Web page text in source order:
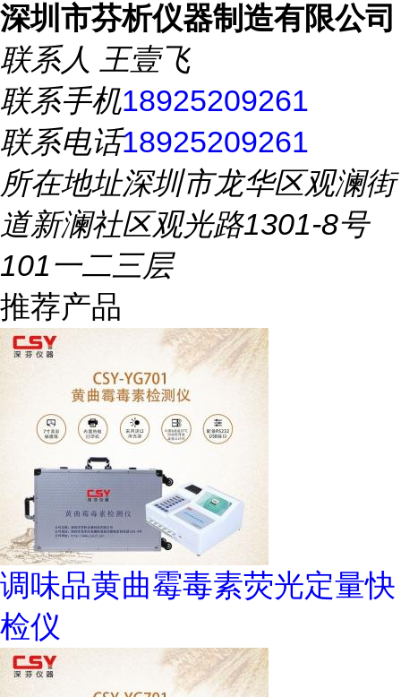
深圳市芬析仪器制造有限公司
联系人 王壹飞
联系手机18925209261
联系电话18925209261
所在地址深圳市龙华区观澜街
道新澜社区观光路1301-8号
101一二三层
推荐产品
调味品黄曲霉毒素荧光定量快
检仪